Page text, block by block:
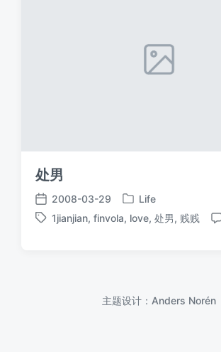
处男
发
布
2008-03-29
发
布
Life
标
1jianjian, finvola, love, 处男, 贱贱
评
主题设计： Anders Norén